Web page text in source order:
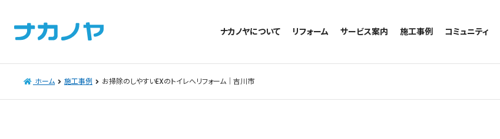
ナカノヤについて リフォーム
お風呂のリフォーム
洗面台のリフォーム
サービス案内
相談室・よくある質問
施工事例
トイレの施工事例
キッチンの施工事例
コミュニティ
アルブル通信
ブログ
ホーム 施工事例 お掃除のしやすいEXのトイレへリフォーム｜吉川市